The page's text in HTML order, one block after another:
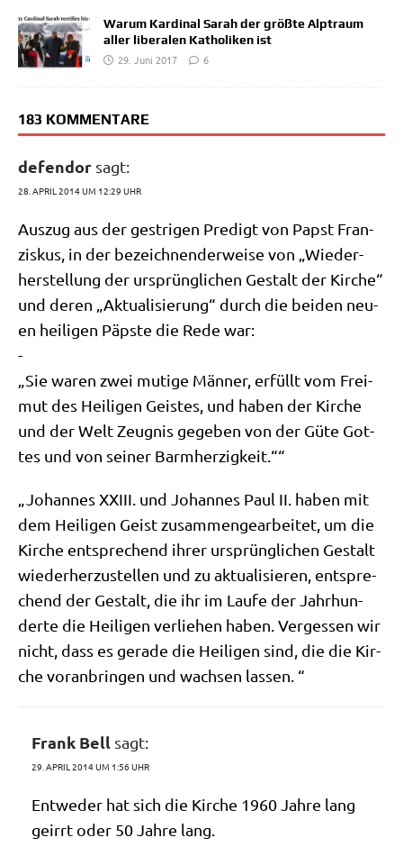
Warum Kardinal Sarah der größte Alptraum
aller liberalen Katholiken ist
29. Juni 2017
6
183 KOMMENTARE
defendor sagt:
28. APRIL 2014 UM 12:29 UHR
Aus­zug aus der gest­ri­gen Pre­digt von Papst Fran­
zis­kus, in der bezeich­nen­der­wei­se von „Wie­der­
her­stel­lung der ursprüng­li­chen Gestalt der Kir­che“
und deren „Aktua­li­sie­rung“ durch die bei­den neu­
en hei­li­gen Päp­ste die Rede war:
-
„Sie waren zwei muti­ge Män­ner, erfüllt vom Frei­
mut des Hei­li­gen Gei­stes, und haben der Kir­che
und der Welt Zeug­nis gege­ben von der Güte Got­
tes und von sei­ner Barmherzigkeit.““
„Johan­nes XXIII. und Johan­nes Paul II. haben mit
dem Hei­li­gen Geist zusam­men­ge­ar­bei­tet, um die
Kir­che ent­spre­chend ihrer ursprüng­li­chen Gestalt
wie­der­her­zu­stel­len und zu aktua­li­sie­ren, ent­spre­
chend der Gestalt, die ihr im Lau­fe der Jahr­hun­
der­te die Hei­li­gen ver­lie­hen haben. Ver­ges­sen wir
nicht, dass es gera­de die Hei­li­gen sind, die die Kir­
che vor­an­brin­gen und wach­sen lassen. “
Frank Bell sagt:
29. APRIL 2014 UM 1:56 UHR
Ent­we­der hat sich die Kir­che 1960 Jah­re lang
geirrt oder 50 Jah­re lang.